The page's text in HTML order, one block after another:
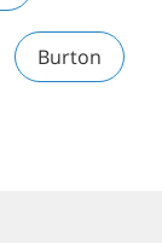
Burton